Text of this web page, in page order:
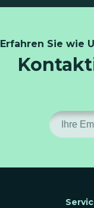
Erfahren Sie wie